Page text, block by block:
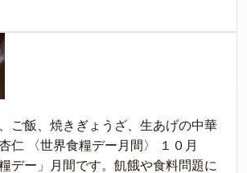
ご飯、焼きぎょうざ、生あげの中華
仁 〈世界食糧デー月間〉 １０月
デー」月間です。飢餓や食料問題に